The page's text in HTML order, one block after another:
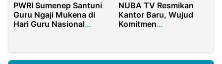
PWRI Sumenep Santuni
Guru Ngaji Mukena di
Hari Guru Nasional
NUBA TV Resmikan
Kantor Baru, Wujud
Komitmen